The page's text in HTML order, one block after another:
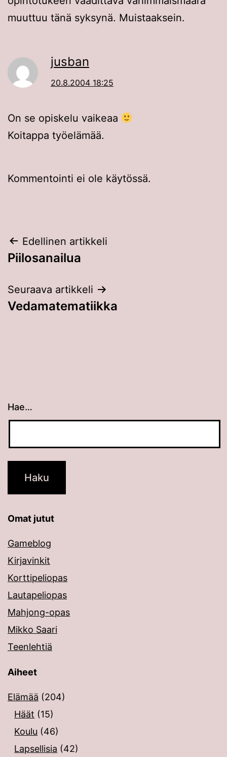
muuttuu tänä syksynä. Muistaaksein.
jusban
20.8.2004 18:25
On se opiskelu vaikeaa
Koitappa työelämää.
Kommentointi ei ole käytössä.
Artikkelien
selaus
Edellinen artikkeli
Piilosanailua
Seuraava artikkeli
Vedamatematiikka
Hae…
Kun tuloksia tulee, voit selata niitä
Omat jutut
Gameblog
Kirjavinkit
Korttipeliopas
Lautapeliopas
Mahjong-opas
Mikko Saari
Teenlehtiä
Aiheet
Elämää (204)
Häät (15)
Koulu (46)
Lapsellisia (42)